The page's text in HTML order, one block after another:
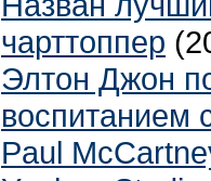
чарттоппер
Элтон Джон
воспитанием
Paul